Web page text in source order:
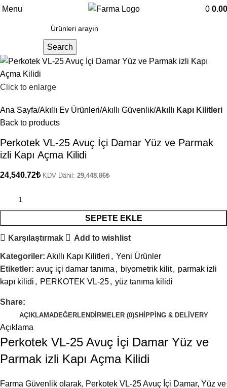
Menu 0 0.00
Search
Click to enlarge
Ana Sayfa Akıllı Ev Ürünleri Akıllı Güvenlik Akıllı Kapı Kilitleri
Back to products
Perkotek VL-25 Avuç İçi Damar Yüz ve Parmak
izli Kapı Açma Kilidi
24,540.72₺ KDV Dâhil: 29,448.86₺
SEPETE EKLE
Karşılaştırmak Add to wishlist
Kategoriler: Akıllı Kapı Kilitleri , Yeni Ürünler
Etiketler: avuç içi damar tanıma , biyometrik kilit, parmak izli
kapı kilidi , PERKOTEK VL-25, yüz tanıma kilidi
Share:
AÇIKLAMADEĞERLENDIRMELER (0)SHIPPING & DELIVERY
Açıklama
Perkotek VL-25 Avuç İçi Damar Yüz ve
Parmak izli Kapı Açma Kilidi
Farma Güvenlik olarak, Perkotek VL-25 Avuç İçi Damar, Yüz ve